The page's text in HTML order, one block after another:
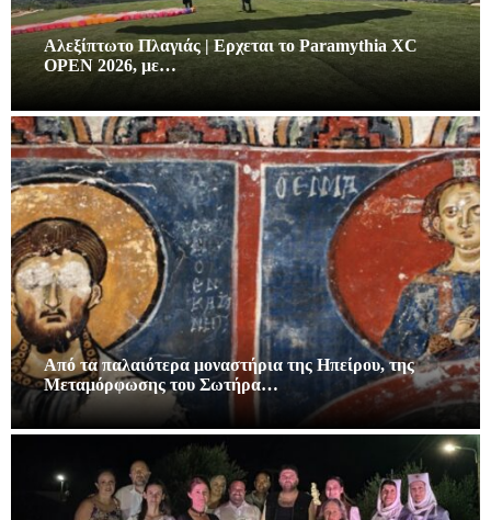
Αλεξίπτωτο Πλαγιάς | Ερχεται το Paramythia XC
OPEN 2026, με…
Από τα παλαιότερα μοναστήρια της Ηπείρου, της
Μεταμόρφωσης του Σωτήρα…